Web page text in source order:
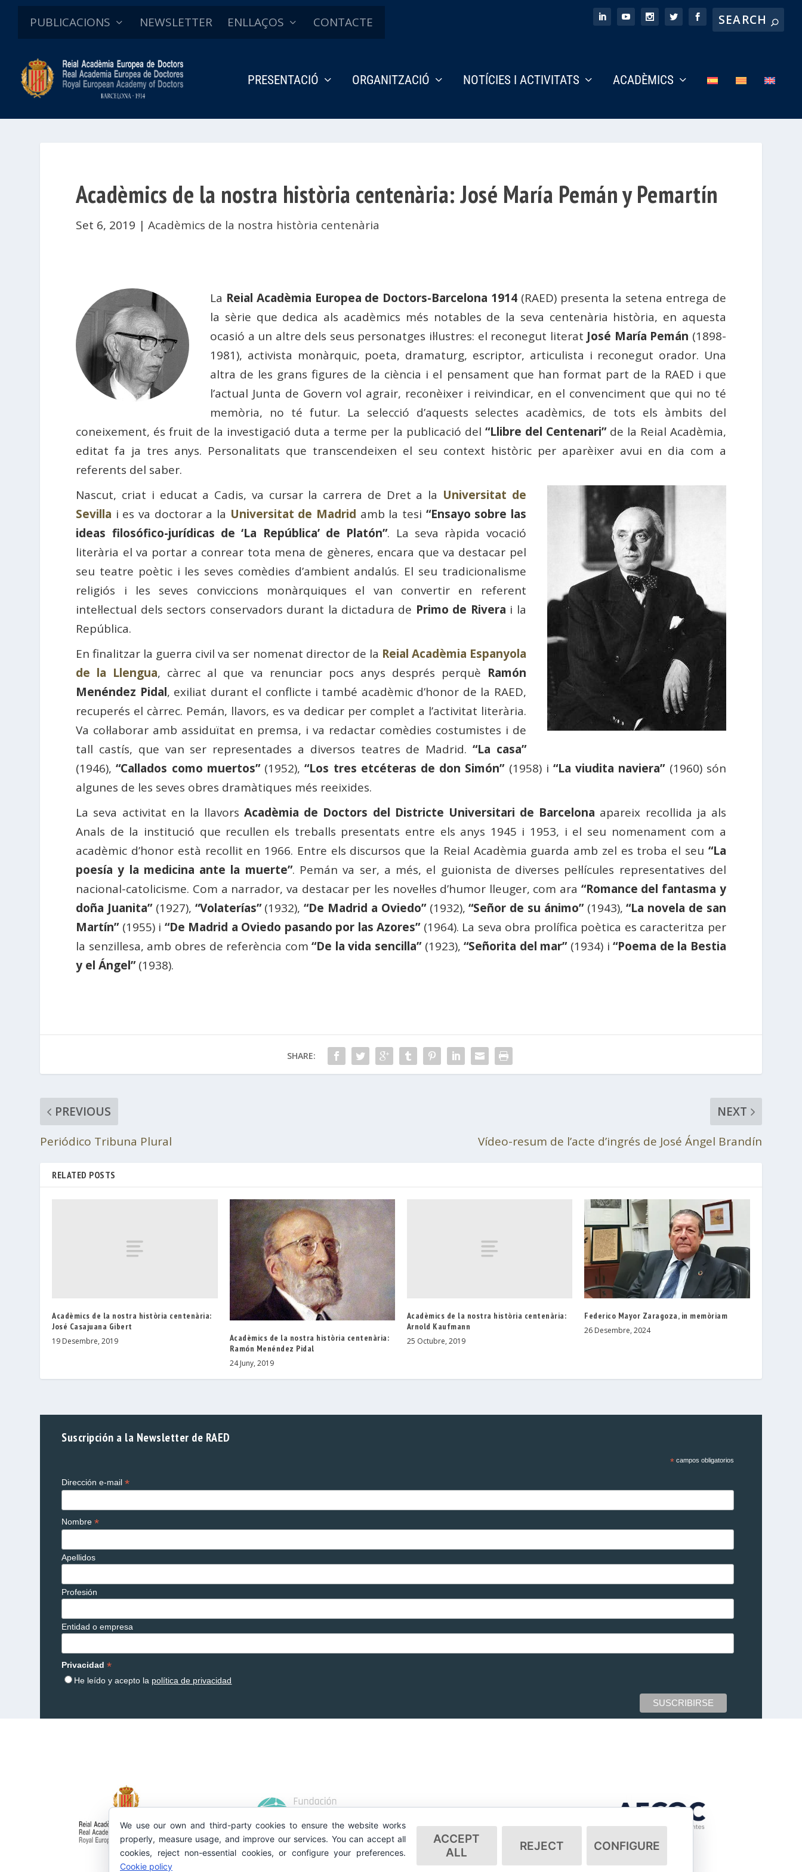
PUBLICACIONS NEWSLETTER ENLLAÇOS CONTACTE
PRESENTACIÓ ORGANITZACIÓ NOTÍCIES I ACTIVITATS ACADÈMICS
Acadèmics de la nostra història centenària: José María Pemán y Pemartín
Set 6, 2019 |Acadèmics de la nostra història centenària
La Reial Acadèmia Europea de Doctors-Barcelona 1914 (RAED) presenta la setena entrega de
la sèrie que dedica als acadèmics més notables de la seva centenària història, en aquesta
ocasió a un altre dels seus personatges il·lustres: el reconegut literat José María Pemán (1898-
1981), activista monàrquic, poeta, dramaturg, escriptor, articulista i reconegut orador. Una
altra de les grans figures de la ciència i el pensament que han format part de la RAED i que
l’actual Junta de Govern vol agrair, reconèixer i reivindicar, en el convenciment que qui no té
memòria, no té futur. La selecció d’aquests selectes acadèmics, de tots els àmbits del
coneixement, és fruit de la investigació duta a terme per la publicació del “Llibre del Centenari”de la Reial Acadèmia,
editat fa ja tres anys. Personalitats que transcendeixen el seu context històric per aparèixer avui en dia com a
referents del saber.
Nascut, criat i educat a Cadis, va cursar la carrera de Dret a la Universitat de
Sevilla i es va doctorar a la Universitat de Madrid amb la tesi “Ensayo sobre las
ideas filosófico-jurídicas de ‘La República’ de Platón”. La seva ràpida vocació
literària el va portar a conrear tota mena de gèneres, encara que va destacar pel
seu teatre poètic i les seves comèdies d’ambient andalús. El seu tradicionalisme
religiós i les seves conviccions monàrquiques el van convertir en referent
intel·lectual dels sectors conservadors durant la dictadura de Primo de Rivera i la
República.
En finalitzar la guerra civil va ser nomenat director de la Reial Acadèmia Espanyola
de la Llengua, càrrec al que va renunciar pocs anys després perquè Ramón
Menéndez Pidal, exiliat durant el conflicte i també acadèmic d’honor de la RAED,
recuperés el càrrec. Pemán, llavors, es va dedicar per complet a l’activitat literària.
Va col·laborar amb assiduïtat en premsa, i va redactar comèdies costumistes i de
tall castís, que van ser representades a diversos teatres de Madrid. “La casa”
(1946),“Callados como muertos”(1952),“Los tres etcéteras de don Simón”(1958) i “La viudita naviera”(1960) són
algunes de les seves obres dramàtiques més reeixides.
La seva activitat en la llavorsAcadèmia de Doctors del Districte Universitari de Barcelona apareix recollida ja als
Anals de la institució que recullen els treballs presentats entre els anys 1945 i 1953, i el seu nomenament com a
acadèmic d’honor està recollit en 1966. Entre els discursos que la Reial Acadèmia guarda amb zel es troba el seu “La
poesía y la medicina ante la muerte”. Pemán va ser, a més, el guionista de diverses pel·lícules representatives del
nacional-catolicisme. Com a narrador, va destacar per les novel·les d’humor lleuger, com ara “Romance del fantasma y
doña Juanita”(1927), “Volaterías”(1932),“De Madrid a Oviedo”(1932),“Señor de su ánimo”(1943),“La novela de san
Martín”(1955) i “De Madrid a Oviedo pasando por las Azores”(1964). La seva obra prolífica poètica es caracteritza per
la senzillesa, amb obres de referència com“De la vida sencilla”(1923),“Señorita del mar”(1934) i“Poema de la Bestia
y el Ángel”(1938).
SHARE:
PREVIOUS
Periódico Tribuna Plural
NEXT
Vídeo-resum de l’acte d’ingrés de José Ángel Brandín
RELATED POSTS
Acadèmics de la nostra història centenària:
José Casajuana Gibert
19 Desembre, 2019
Acadèmics de la nostra història centenària:
Ramón Menéndez Pidal
24 Juny, 2019
Acadèmics de la nostra història centenària:
Arnold Kaufmann
25 Octubre, 2019
Federico Mayor Zaragoza, in memòriam
26 Desembre, 2024
Suscripción a la Newsletter de RAED
*campos obligatorios
Dirección e-mail*
Nombre*
Apellidos
Profesión
Entidad o empresa
Privacidad*
He leído y acepto la política de privacidad
We use our own and third-party cookies to ensure the website works
properly, measure usage, and improve our services. You can accept all
cookies, reject non-essential cookies, or configure your preferences.
Cookie policy
ACCEPT
ALL
REJECT CONFIGURE